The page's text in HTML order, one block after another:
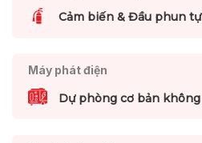
Cảm biến & Đầu phun
Máy phát điện
Dự phòng cơ bản